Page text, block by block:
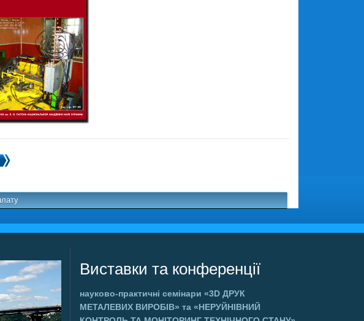
Виставки та конференції
науково-практичні семінари«3D ДРУК
МЕТАЛЕВИХ ВИРОБІВ» та«НЕРУЙНІВНИЙ